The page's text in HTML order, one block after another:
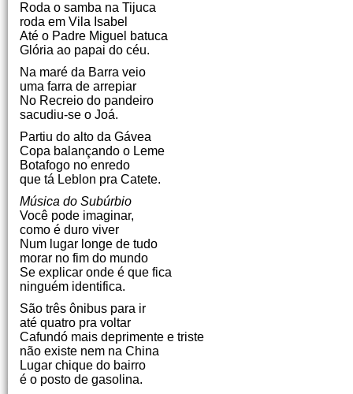
Roda o samba na Tijuca
roda em Vila Isabel
Até o Padre Miguel batuca
Glória ao papai do céu.
Na maré da Barra veio
uma farra de arrepiar
No Recreio do pandeiro
sacudiu-se o Joá.
Partiu do alto da Gávea
Copa balançando o Leme
Botafogo no enredo
que tá Leblon pra Catete.
Música do Subúrbio
Você pode imaginar,
como é duro viver
Num lugar longe de tudo
morar no fim do mundo
Se explicar onde é que fica
ninguém identifica.
São três ônibus para ir
até quatro pra voltar
Cafundó mais deprimente e triste
não existe nem na China
Lugar chique do bairro
é o posto de gasolina.